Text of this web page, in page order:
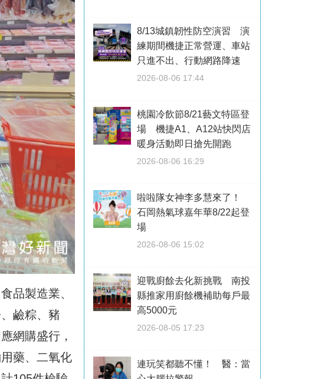
品製造業、
鹼粽、豬
網購盛行，
藥、二氧化
8/13城鎮韌性防空演習 演
練期間機捷正常營運、車站
只進不出、行動網路降速
2026-08-06 17:44
桃園冷飲節8/21藝文特區登
場 機捷A1、A12站快閃店
暖身活動即日搶先開跑
2026-08-06 16:29
啦啦隊女神李多慧來了！
石岡熱氣球嘉年華8/22起登
場
2026-08-06 15:02
迎戰廚餘去化新挑戰 南投
縣推家用廚餘機補助每戶最
高5000元
2026-08-05 17:23
連玩笑都聽不懂！ 醫：當